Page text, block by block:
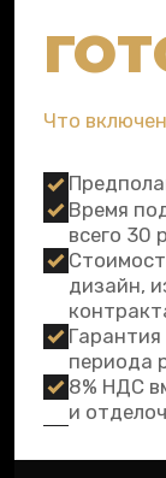
Что
Время
всего 30
дизайн,
периода
8% НДС
и